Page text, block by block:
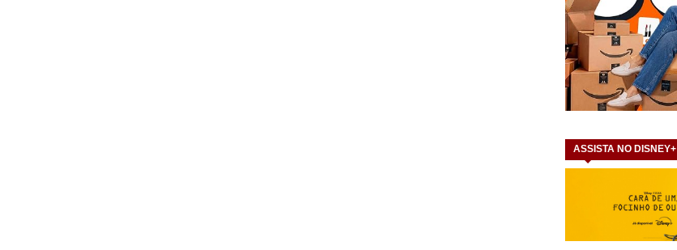
ASSISTA NO DISNEY+